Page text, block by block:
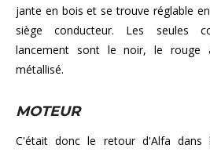
jante en bois et se trouve réglable
siège conducteur. Les seules
lancement sont le noir, le rouge
métallisé.
MOTEUR
C'était donc le retour d'Alfa dans